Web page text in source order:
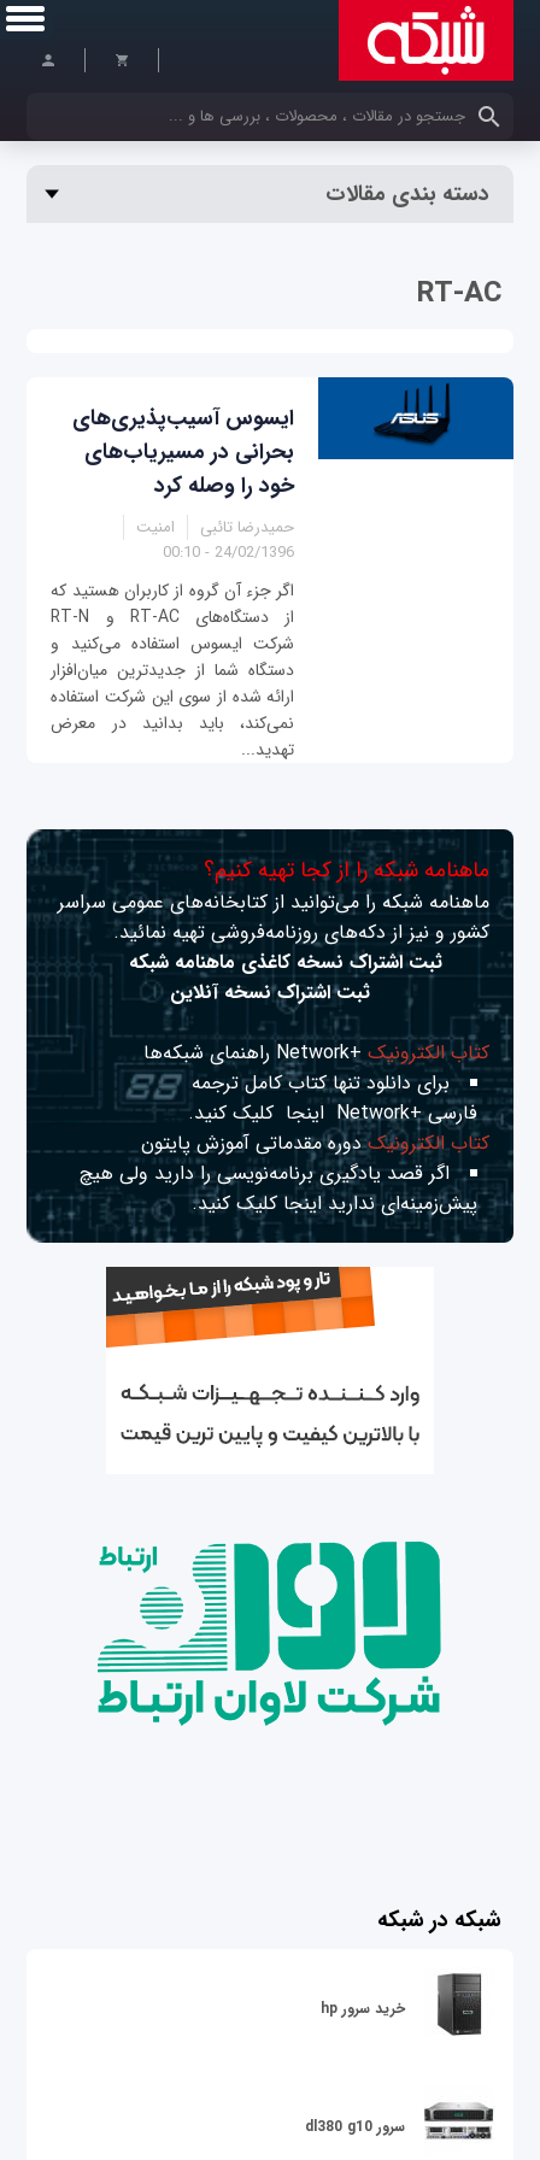
کلمات کلیدی خود را وارد کنید
دسته بندی مقالات
RT-AC
ایسوس آسیب‌پذیری‌های
بحرانی در مسیریاب‌های
خود را وصله کرد
حمیدرضا تائبی
امنیت
24/02/1396 - 00:10
اگر جزء آن گروه از کاربران هستید که
از دستگاه‌های RT-AC و RT-N
شرکت ایسوس استفاده می‌کنید و
دستگاه شما از جدیدترین میان‌افزار
ارائه شده از سوی این شرکت استفاده
نمی‌کند، باید بدانید در معرض
تهدید...
ماهنامه شبکه را از کجا تهیه کنیم؟
ماهنامه شبکه را می‌توانید از کتابخانه‌های عمومی سراسر
کشور و نیز از دکه‌های روزنامه‌فروشی تهیه نمائید.
ثبت اشتراک نسخه کاغذی ماهنامه شبکه
ثبت اشتراک نسخه آنلاین
کتاب الکترونیک+Network راهنمای شبکه‌ها
برای دانلود تنها کتاب کامل ترجمه
فارسی +Network
اینجا کلیک کنید.
کتاب الکترونیکدوره مقدماتی آموزش پایتون
اگر قصد یادگیری برنامه‌نویسی را دارید ولی هیچ
پیش‌زمینه‌ای نداریداینجا کلیک کنید.
شبکه در شبکه
خرید سرور hp
سرور dl380 g10